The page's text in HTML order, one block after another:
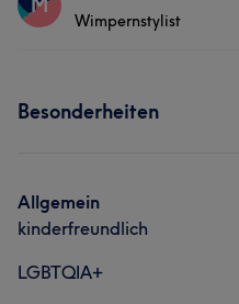
Wimpernstylist
Besonderheiten
Allgemein
kinderfreundlich
LGBTQIA+